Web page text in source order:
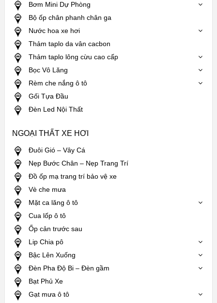
Bơm Mini Dự Phòng
Bộ ốp chân phanh chân ga
Nước hoa xe hơi
Thảm taplo da vân cacbon
Thảm taplo lông cừu cao cấp
Bọc Vô Lăng
Rèm che nắng ô tô
Gối Tựa Đầu
Đèn Led Nội Thất
NGOẠI THẤT XE HƠI
Đuôi Gió – Vây Cá
Nẹp Bước Chân – Nẹp Trang Trí
Đồ ốp mạ trang trí bảo vệ xe
Vè che mưa
Mặt ca lăng ô tô
Cua lốp ô tô
Ốp cản trước sau
Lip Chia pô
Bậc Lên Xuống
Đèn Pha Độ Bi – Đèn gầm
Bạt Phủ Xe
Gạt mưa ô tô